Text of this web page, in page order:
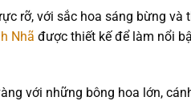
rỡ, với sắc hoa sáng bừng
Nhã được thiết kế để làm nổi
với những bông hoa lớn,